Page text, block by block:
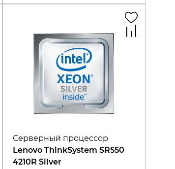
Серверный процессор
Lenovo ThinkSystem SR550
4210R Silver